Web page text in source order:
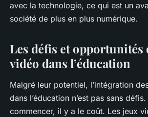
avec la technologie, ce qui est un
société de plus en plus numérique.
Les défis et opportunités
vidéo dans l’éducation
Malgré leur potentiel, l’intégration
dans l’éducation n’est pas sans
commencer, il y a le coût. Les jeux